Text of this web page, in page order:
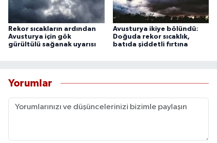
Rekor sıcakların ardından
Avusturya için gök
gürültülü sağanak uyarısı
Avusturya ikiye bölündü:
Doğuda rekor sıcaklık,
batıda şiddetli fırtına
Yorumlar